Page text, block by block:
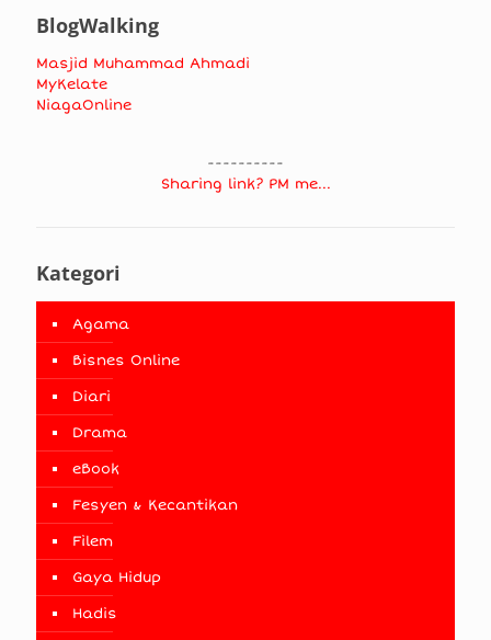
BlogWalking
Masjid Muhammad Ahmadi
MyKelate
NiagaOnline
----------
Sharing link? PM me...
Kategori
Agama
Bisnes Online
Diari
Drama
eBook
Fesyen & Kecantikan
Filem
Gaya Hidup
Hadis